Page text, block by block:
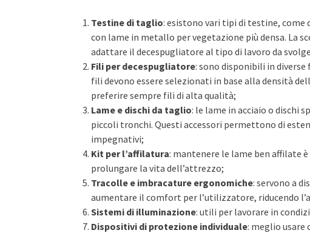
Testine di taglio: esistono vari tipi di testine, come
con lame in metallo per vegetazione più densa. La
adattare il decespugliatore al tipo di lavoro da
Fili per decespugliatore: sono disponibili in
fili devono essere selezionati in base alla densità
preferire sempre fili di alta qualità;
Lame e dischi da taglio: le lame in acciaio o dischi
piccoli tronchi. Questi accessori permettono di
impegnativi;
Kit per l’affilatura: mantenere le lame ben affilate
prolungare la vita dell’attrezzo;
Tracolle e imbracature ergonomiche: servono a
aumentare il comfort per l’utilizzatore, riducendo
Sistemi di illuminazione: utili per lavorare in
Dispositivi di protezione individuale: meglio usare